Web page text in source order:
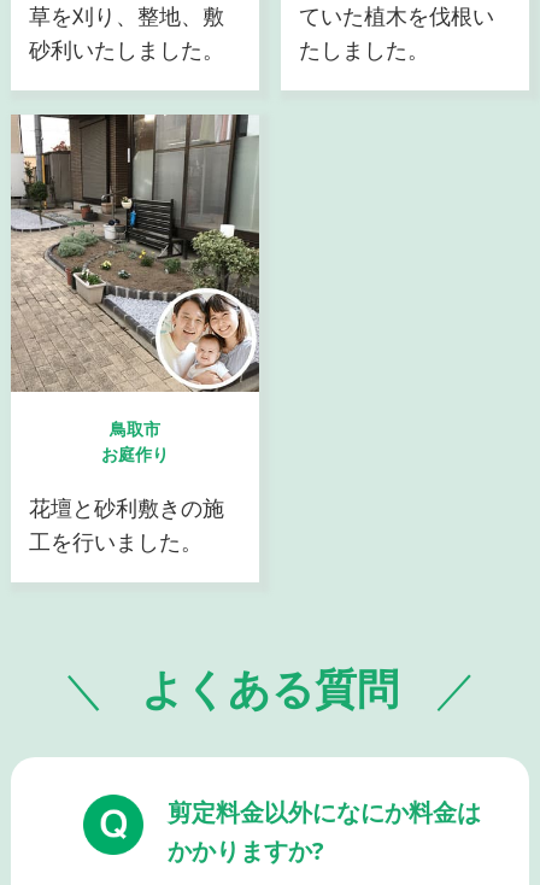
草を刈り、整地、敷
砂利いたしました。
ていた植木を伐根い
たしました。
鳥取市
お庭作り
花壇と砂利敷きの施
工を行いました。
よくある質問
剪定料金以外になにか料金は
かかりますか?